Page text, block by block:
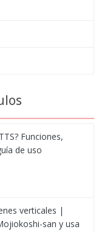
Funciones,
de uso
verticales |
san y usa